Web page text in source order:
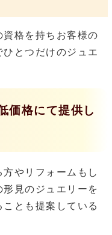
格を持ちお客様の
とつだけのジュエ
価格にて提供し
やリフォームもし
見のジュエリーを
とも提案している